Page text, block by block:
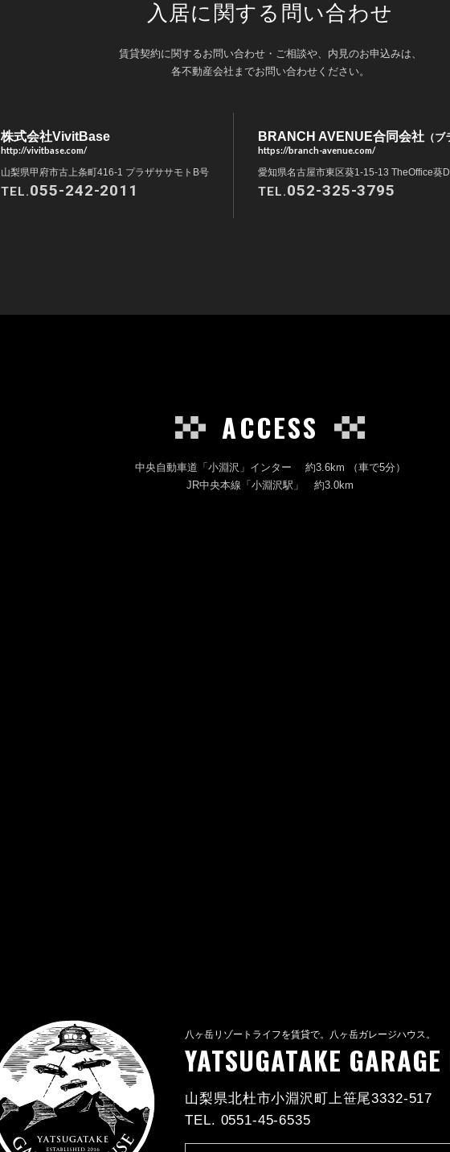
入居に関する問い合わせ
賃貸契約に関するお問い合わせ・ご相談や、内見のお申込みは、
各不動産会社までお問い合わせください。
株式会社VivitBase
http://vivitbase.com/
山梨県甲府市古上条町416-1 プラザササモトB号
TEL.055-242-2011
BRANCH AVENUE合同会社 （
https://branch-avenue.com/
愛知県名古屋市東区葵1-15-13 TheOffice葵
TEL.052-325-3795
ACCESS
中央自動車道「小淵沢」インター 約3.6km （車で5分）
JR中央本線「小淵沢駅」 約3.0km
八ヶ岳リゾートライフを賃貸で。八ヶ岳ガレージハウス。
YATSUGATAKE GARAGE
山梨県北杜市小淵沢町上笹尾3332-517
TEL. 0551-45-6535